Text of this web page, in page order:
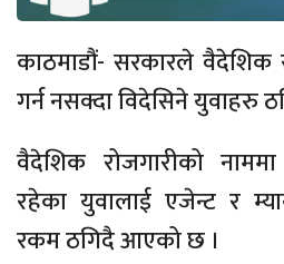
काठमाडौं- सरकारले वैदेशिक
गर्न नसक्दा विदेसिने युवाहरु
वैदेशिक रोजगारीको
रहेका युवालाई एजेन्ट र
रकम ठगिदै आएको छ ।